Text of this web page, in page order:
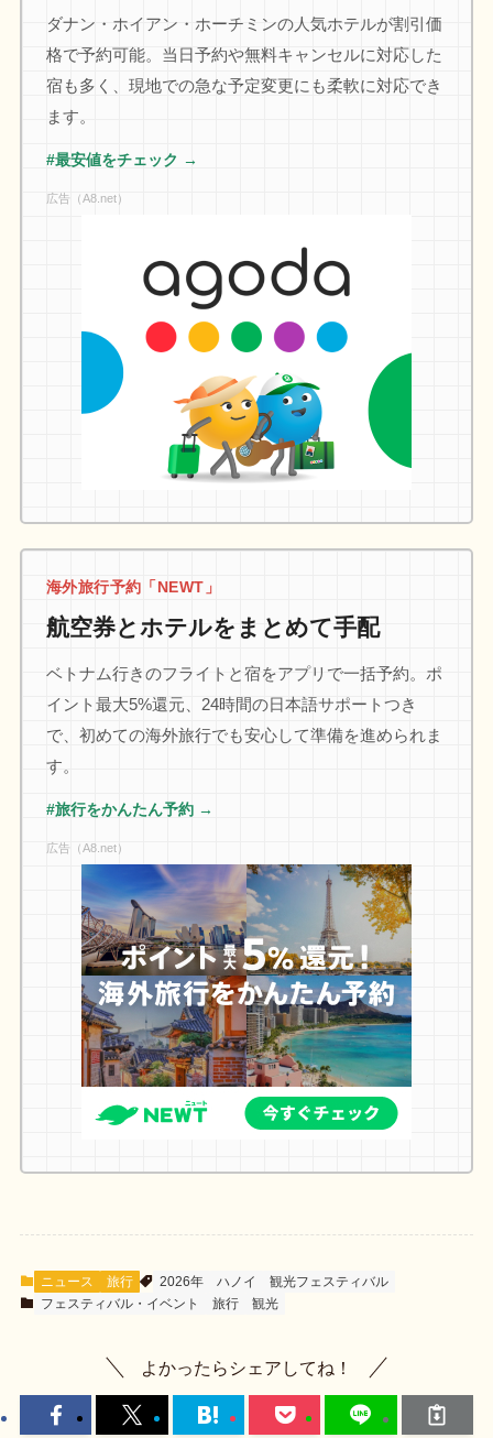
ダナン・ホイアン・ホーチミンの人気ホテルが割引価
格で予約可能。当日予約や無料キャンセルに対応した
宿も多く、現地での急な予定変更にも柔軟に対応でき
ます。
#最安値をチェック →
広告（A8.net）
海外旅行予約「NEWT」
航空券とホテルをまとめて手配
ベトナム行きのフライトと宿をアプリで一括予約。ポ
イント最大5%還元、24時間の日本語サポートつき
で、初めての海外旅行でも安心して準備を進められま
す。
#旅行をかんたん予約 →
広告（A8.net）
ニュース 旅行 2026年 ハノイ
観光フェスティバル
フェスティバル・イベント
旅行 観光
よかったらシェアしてね！